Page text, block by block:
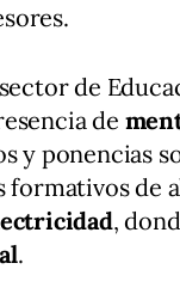
de
de
y ponencias
formativos de
,
.